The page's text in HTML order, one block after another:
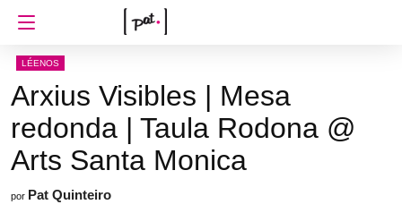
LÉENOS
Arxius Visibles | Mesa
redonda | Taula Rodona @
Arts Santa Monica
por Pat Quinteiro